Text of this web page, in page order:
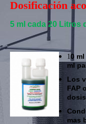
Dosificación
5 ml cada 20 Litros
10
ml
Los
FAP
mas